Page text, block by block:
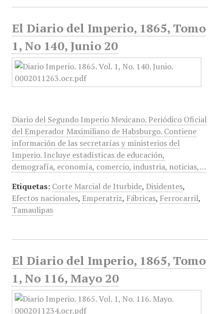
El Diario del Imperio, 1865, Tomo
1, No 140, Junio 20
Diario del Segundo Imperio Mexicano. Periódico Oficial
del Emperador Maximiliano de Habsburgo. Contiene
información de las secretarías y ministerios del
Imperio. Incluye estadísticas de educación,
demografía, economía, comercio, industria, noticias,…
Etiquetas: Corte Marcial de Iturbide, Disidentes,
Efectos nacionales, Emperatriz, Fábricas, Ferrocarril,
Tamaulipas
El Diario del Imperio, 1865, Tomo
1, No 116, Mayo 20